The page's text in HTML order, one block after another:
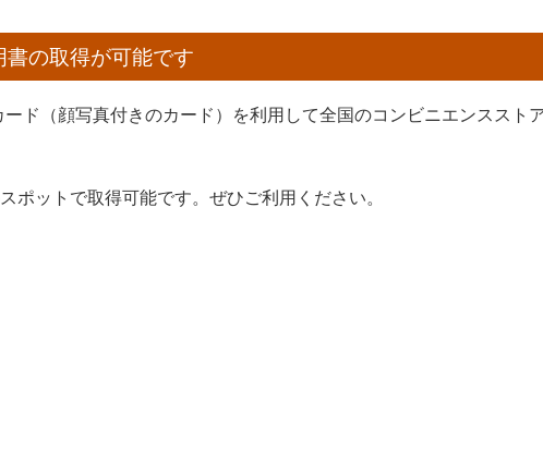
の取得が可能です
ド（顔写真付きのカード）を利用して全国のコンビニエンススト
ットで取得可能です。ぜひご利用ください。